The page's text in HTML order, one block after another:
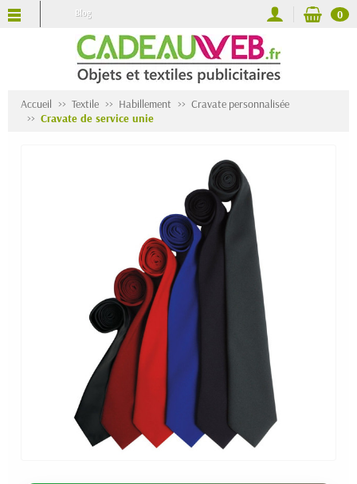
Blog 0
Accueil Textile Habillement
Cravate personnalisée
Cravate de service unie